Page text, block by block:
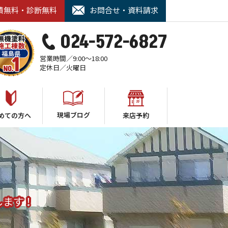
無料・診断無料 お問合せ・資料請求
024-572-6827
営業時間／9:00～18:00
定休日／火曜日
ての方へ 現場ブログ 来店予約
す！